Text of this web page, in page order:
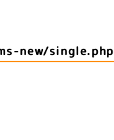
new/single.php